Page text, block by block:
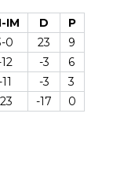
IM D
P
0 23
9
-3
6
-3
3
-17 0